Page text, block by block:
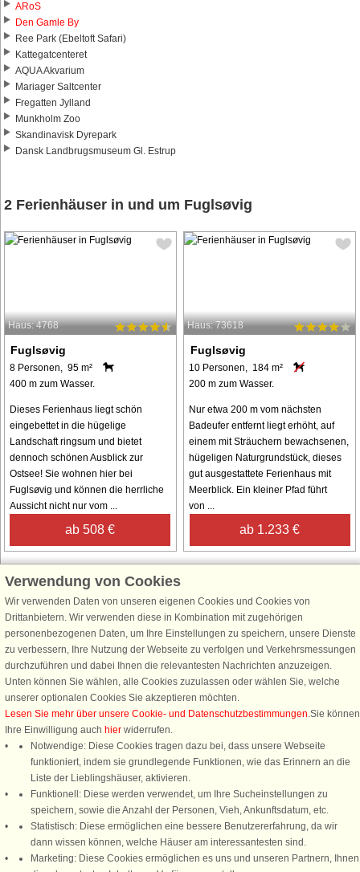
ARoS
Den Gamle By
Ree Park (Ebeltoft Safari)
Kattegatcenteret
AQUA Akvarium
Mariager Saltcenter
Fregatten Jylland
Munkholm Zoo
Skandinavisk Dyrepark
Dansk Landbrugsmuseum Gl. Estrup
2 Ferienhäuser in und um Fuglsøvig
Haus: 4768
Fuglsøvig
8 Personen, 95 m²
400 m zum Wasser.
Dieses Ferienhaus liegt schön
eingebettet in die hügelige
Landschaft ringsum und bietet
dennoch schönen Ausblick zur
Ostsee! Sie wohnen hier bei
Fuglsøvig und können die herrliche
Aussicht nicht nur vom ...
ab 508 €
Haus: 73618
Fuglsøvig
10 Personen, 184 m²
200 m zum Wasser.
Nur etwa 200 m vom nächsten
Badeufer entfernt liegt erhöht, auf
einem mit Sträuchern bewachsenen,
hügeligen Naturgrundstück, dieses
gut ausgestattete Ferienhaus mit
Meerblick. Ein kleiner Pfad führt
von ...
ab 1.233 €
Schließen Sie sich 100.000 Ferienhaus-Fans an
Erhalten Sie einen Willkommensgutschein von 25 €für Ihren nächsten
Ferienhausurlaub - melden Sie sich einfach für den DanCenter Newsletter
an. Verpassen Sie nie wieder exklusive Angebote, Gewinnspiele und
Urlaubstipps!
Newsletter abonnieren
Folgen Sie uns:
Verwendung von Cookies
Wir verwenden Daten von unseren eigenen Cookies und Cookies von
Drittanbietern. Wir verwenden diese in Kombination mit zugehörigen
personenbezogenen Daten, um Ihre Einstellungen zu speichern, unsere Dienste
zu verbessern, Ihre Nutzung der Webseite zu verfolgen und Verkehrsmessungen
durchzuführen und dabei Ihnen die relevantesten Nachrichten anzuzeigen.
Unten können Sie wählen, alle Cookies zuzulassen oder wählen Sie, welche
unserer optionalen Cookies Sie akzeptieren möchten.
Lesen Sie mehr über unsere Cookie- und Datenschutzbestimmungen.Sie können
Ihre Einwilligung auch hier widerrufen.
Notwendige: Diese Cookies tragen dazu bei, dass unsere Webseite
funktioniert, indem sie grundlegende Funktionen, wie das Erinnern an die
Liste der Lieblingshäuser, aktivieren.
Funktionell: Diese werden verwendet, um Ihre Sucheinstellungen zu
speichern, sowie die Anzahl der Personen, Vieh, Ankunftsdatum, etc.
Statistisch: Diese ermöglichen eine bessere Benutzererfahrung, da wir
dann wissen können, welche Häuser am interessantesten sind.
Marketing: Diese Cookies ermöglichen es uns und unseren Partnern, Ihnen